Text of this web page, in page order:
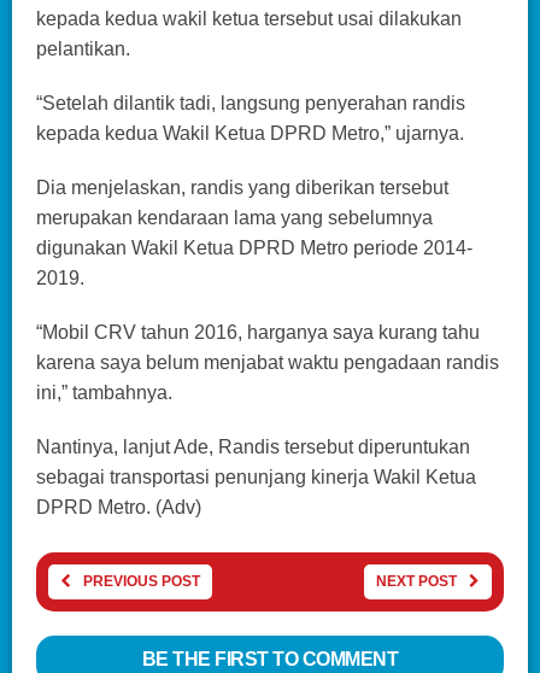
kepada kedua wakil ketua tersebut usai dilakukan
pelantikan.
“Setelah dilantik tadi, langsung penyerahan randis
kepada kedua Wakil Ketua DPRD Metro,” ujarnya.
Dia menjelaskan, randis yang diberikan tersebut
merupakan kendaraan lama yang sebelumnya
digunakan Wakil Ketua DPRD Metro periode 2014-
2019.
“Mobil CRV tahun 2016, harganya saya kurang tahu
karena saya belum menjabat waktu pengadaan randis
ini,” tambahnya.
Nantinya, lanjut Ade, Randis tersebut diperuntukan
sebagai transportasi penunjang kinerja Wakil Ketua
DPRD Metro. (Adv)
PREVIOUS POST NEXT POST
BE THE FIRST TO COMMENT